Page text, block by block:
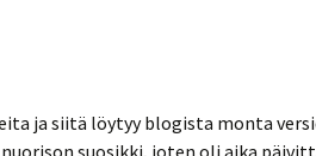
ja siitä löytyy blogista monta
suosikki, joten oli aika